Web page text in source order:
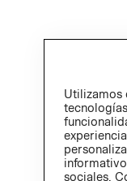
Utilizamos
sociales.